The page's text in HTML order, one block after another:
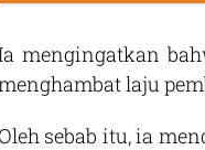
mengingatkan
laju
Oleh sebab itu, ia